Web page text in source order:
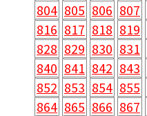
804 805 806 807
816 817 818 819
828 829 830 831
840 841 842 843
852 853 854 855
864 865 866 867